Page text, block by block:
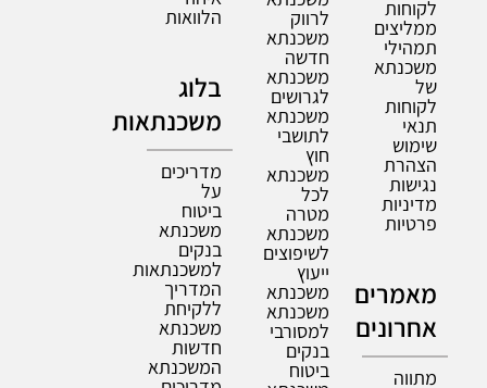
לקוחות
ממליצים
תמהילי
משכנתא
של
לקוחות
תנאי
שימוש
הצהרת
נגישות
מדיניות
פרטיות
מאמרים
אחרונים
מתווה
לרווק
משכנתא
חדשה
משכנתא
לגרושים
משכנתא
לתושבי
חוץ
משכנתא
לכל
מטרה
משכנתא
לשיפוצים
ייעוץ
משכנתא
משכנתא
למסורבי
בנקים
ביטוח
הלוואות
בלוג
משכנתאות
מדריכים
על
ביטוח
משכנתא
בנקים
למשכנתאות
המדריך
ללקיחת
משכנתא
חדשות
המשכנתא